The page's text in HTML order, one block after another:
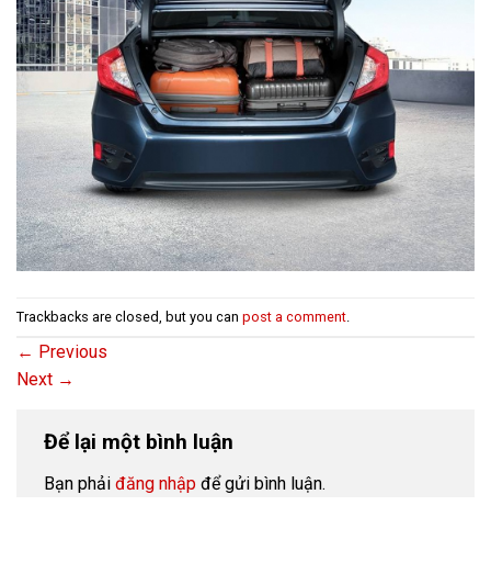
Trackbacks are closed, but you can post a comment
← Previous
Next →
Để lại một bình luận
Bạn phải đăng nhập để gửi bình luận.